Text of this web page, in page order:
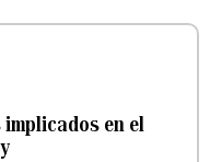
implicados en el